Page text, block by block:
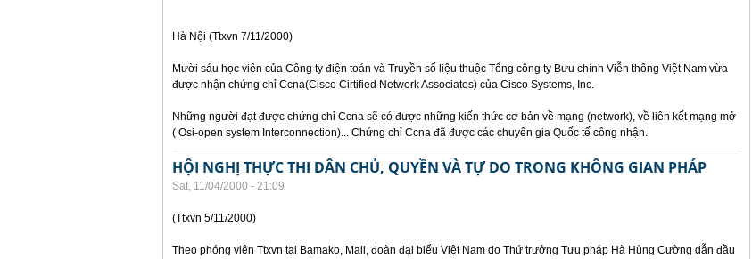
Hà Nội (Ttxvn 7/11/2000)
Mười sáu học viên của Công ty điện toán và Truyền số liệu thuộc Tổng công ty Bưu chính Viễn thông Việt Nam vừa
được nhận chứng chỉ Ccna(Cisco Cirtified Network Associates) của Cisco Systems, Inc.
Những người đạt được chứng chỉ Ccna sẽ có được những kiến thức cơ bản về mạng (network), về liên kết mạng mở
( Osi-open system Interconnection)... Chứng chỉ Ccna đã được các chuyên gia Quốc tế công nhận.
HỘI NGHỊ THỰC THI DÂN CHỦ, QUYỀN VÀ TỰ DO TRONG KHÔNG GIAN PHÁP
Sat, 11/04/2000 - 21:09
(Ttxvn 5/11/2000)
Theo phóng viên Ttxvn tại Bamako, Mali, đoàn đại biểu Việt Nam do Thứ trưởng Tưu pháp Hà Hùng Cường dẫn đầu